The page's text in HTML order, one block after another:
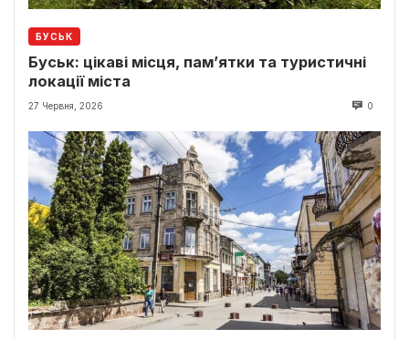
БУСЬК
Буськ: цікаві місця, пам’ятки та туристичні
локації міста
27 Червня, 2026 0